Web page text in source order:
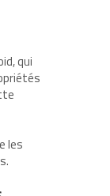
qui
les